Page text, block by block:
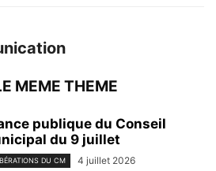
MEME THEME
publique du Conseil
du 9 juillet
DU CM 4 juillet 2026